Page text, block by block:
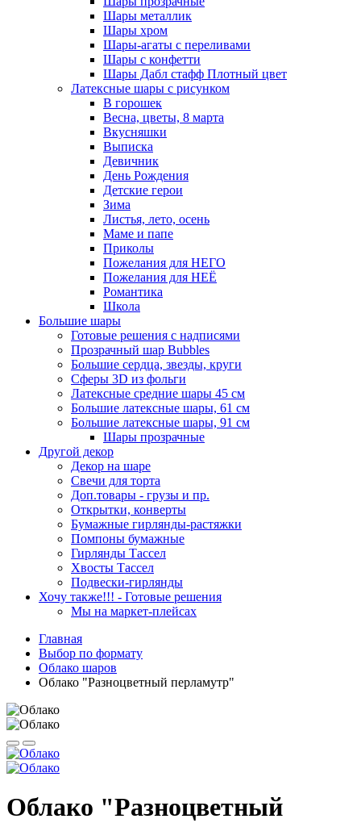
Шары металлик
Шары хром
Шары-агаты с переливами
Шары с конфетти
Шары Дабл стафф Плотный цвет
Латексные шары с рисунком
В горошек
Весна, цветы, 8 марта
Вкусняшки
Выписка
Девичник
День Рождения
Детские герои
Зима
Листья, лето, осень
Маме и папе
Приколы
Пожелания для НЕГО
Пожелания для НЕЁ
Романтика
Школа
Большие шары
Готовые решения с надписями
Прозрачный шар Bubbles
Большие сердца, звезды, круги
Сферы 3D из фольги
Латексные средние шары 45 см
Большие латексные шары, 61 см
Большие латексные шары, 91 см
Шары прозрачные
Другой декор
Декор на шаре
Свечи для торта
Доп.товары - грузы и пр.
Открытки, конверты
Бумажные гирлянды-растяжки
Помпоны бумажные
Гирлянды Тассел
Хвосты Тассел
Подвески-гирлянды
Хочу также!!! - Готовые решения
Мы на маркет-плейсах
Главная
Выбор по формату
Облако шаров
Облако "Разноцветный перламутр"
Облако "Разноцветный